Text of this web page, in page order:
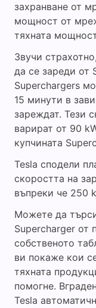
захранване от
мощност от
тяхната
Звучи
да се зареди от
Superchargers
15 минути в
зареждат. Тези
варират от 90
купчината
Tesla сподели
скоростта на
въпреки че 250
Можете да
Supercharger от
собственото
ви покаже кои
тяхната
помогне.
Tesla